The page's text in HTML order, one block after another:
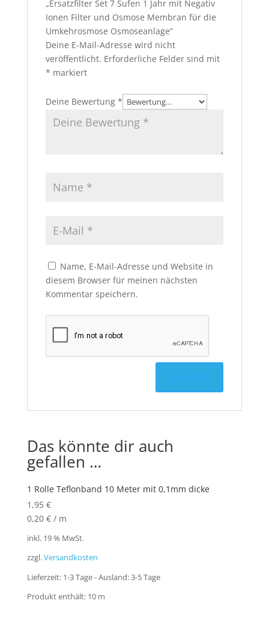
„Ersatzfilter Set 7 Sufen 1 Jahr mit Negativ
Ionen Filter und Osmose Membran für die
Umkehrosmose Osmoseanlage“
Deine E-Mail-Adresse wird nicht
veröffentlicht. Erforderliche Felder sind mit
* markiert
Deine Bewertung *
Name, E-Mail-Adresse und Website in
diesem Browser für meinen nächsten
Kommentar speichern.
Das könnte dir auch
gefallen …
1 Rolle Teflonband 10 Meter mit 0,1mm dicke
1,95 €
0,20 €/ m
inkl. 19 % MwSt.
zzgl.Versandkosten
Lieferzeit: 1-3 Tage - Ausland: 3-5 Tage
Produkt enthält: 10 m